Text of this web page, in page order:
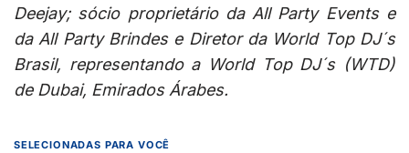
Deejay; sócio proprietário da All Party Events e
da All Party Brindes e Diretor da World Top DJ´s
Brasil, representando a World Top DJ´s (WTD)
de Dubai, Emirados Árabes.
SELECIONADAS PARA VOCÊ